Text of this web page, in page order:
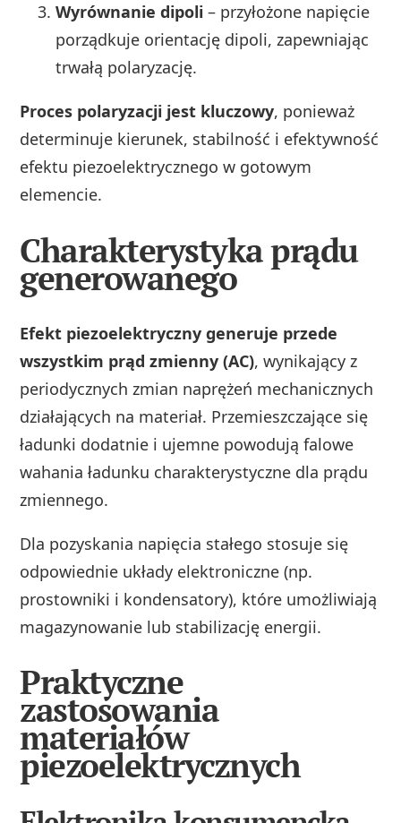
Wyrównanie dipoli – przyłożone napięcie
porządkuje orientację dipoli, zapewniając
trwałą polaryzację.
Proces polaryzacji jest kluczowy, ponieważ
determinuje kierunek, stabilność i efektywność
efektu piezoelektrycznego w gotowym
elemencie.
Charakterystyka prądu
generowanego
Efekt piezoelektryczny generuje przede
wszystkim prąd zmienny (AC), wynikający z
periodycznych zmian naprężeń mechanicznych
działających na materiał. Przemieszczające się
ładunki dodatnie i ujemne powodują falowe
wahania ładunku charakterystyczne dla prądu
zmiennego.
Dla pozyskania napięcia stałego stosuje się
odpowiednie układy elektroniczne (np.
prostowniki i kondensatory), które umożliwiają
magazynowanie lub stabilizację energii.
Praktyczne
zastosowania
materiałów
piezoelektrycznych